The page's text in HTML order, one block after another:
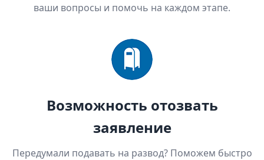
ваши вопросы и помочь на каждом этапе.
Возможность отозвать
заявление
Передумали подавать на развод? Поможем быстро